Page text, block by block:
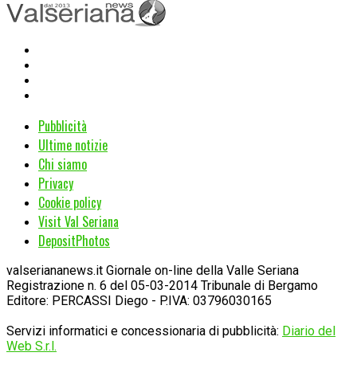
Pubblicità
Ultime notizie
Chi siamo
Privacy
Cookie policy
Visit Val Seriana
DepositPhotos
valseriananews.it Giornale on-line della Valle Seriana
Registrazione n. 6 del 05-03-2014 Tribunale di Bergamo
Editore: PERCASSI Diego - P.IVA: 03796030165
Servizi informatici e concessionaria di pubblicità: Diario del
Web S.r.l.